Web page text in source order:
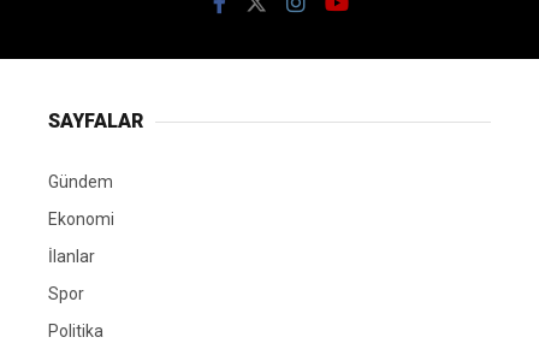
SAYFALAR
Gündem
Ekonomi
İlanlar
Spor
Politika